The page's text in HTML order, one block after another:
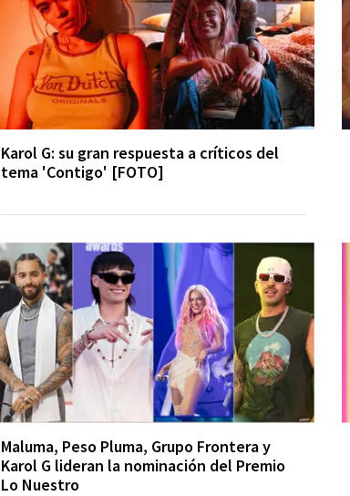
Karol G: su gran respuesta a críticos del
tema 'Contigo' [FOTO]
Maluma, Peso Pluma, Grupo Frontera y
Karol G lideran la nominación del Premio
Lo Nuestro